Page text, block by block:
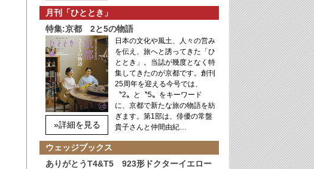
月刊「ひととき」
特集:京都 2と5の物語
»詳細を見る
日本の文化や風土、人々の営み
を伝え、旅へと誘ってきた「ひ
ととき」。当誌が幾度となく特
集してきたのが京都です。創刊
25周年を迎える今号では、
〝2〟と〝5〟をキーワード
に、京都で新たな旅の物語を紡
ぎます。第1部は、俳優の常盤
貴子さんと仲間由紀…
ウェッジブックス
ありがとうT4&T5 923形ドクターイエロー